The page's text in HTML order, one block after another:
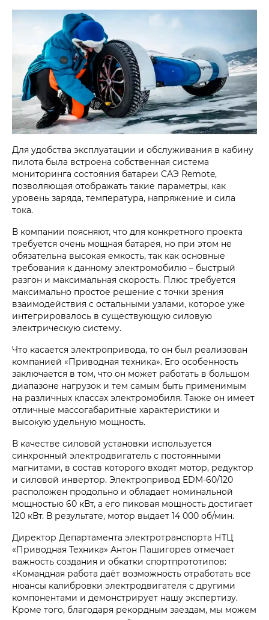
Для удобства эксплуатации и обслуживания в кабину
пилота была встроена собственная система
мониторинга состояния батареи САЭ Remote,
позволяющая отображать такие параметры, как
уровень заряда, температура, напряжение и сила
тока.
В компании поясняют, что для конкретного проекта
требуется очень мощная батарея, но при этом не
обязательна высокая емкость, так как основные
требования к данному электромобилю – быстрый
разгон и максимальная скорость. Плюс требуется
максимально простое решение с точки зрения
взаимодействия с остальными узлами, которое уже
интегрировалось в существующую силовую
электрическую систему.
Что касается электропривода, то он был реализован
компанией «Приводная техника». Его особенность
заключается в том, что он может работать в большом
диапазоне нагрузок и тем самым быть применимым
на различных классах электромобиля. Также он имеет
отличные массогабаритные характеристики и
высокую удельную мощность.
В качестве силовой установки используется
синхронный электродвигатель с постоянными
магнитами, в состав которого входят мотор, редуктор
и силовой инвертор. Электропривод EDM-60/120
расположен продольно и обладает номинальной
мощностью 60 кВт, а его пиковая мощность достигает
120 кВт. В результате, мотор выдает 14 000 об/мин.
Директор Департамента электротранспорта НТЦ
«Приводная Техника» Антон Пашигорев отмечает
важность создания и обкатки спортпрототипов:
«Командная работа даёт возможность отработать все
нюансы калибровки электродвигателя с другими
компонентами и демонстрирует нашу экспертизу.
Кроме того, благодаря рекордным заездам, мы можем